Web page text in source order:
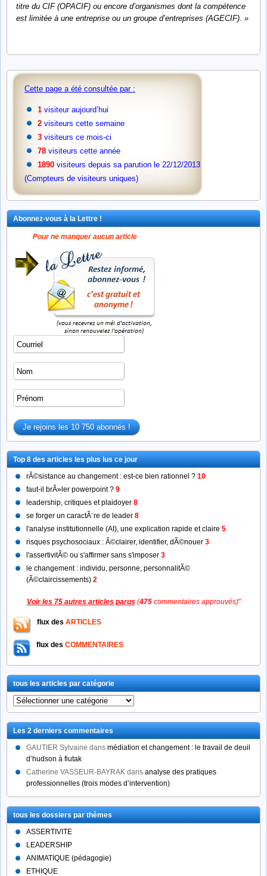
titre du CIF (OPACIF) ou encore d’organismes dont la compétence
est limitée à une entreprise ou un groupe d’entreprises (AGECIF). »
Cette page a été consultée par :
1 visiteur aujourd’hui
2 visiteurs cette semaine
3 visiteurs ce mois-ci
78 visiteurs cette année
1890 visiteurs depuis sa parution le 22/12/2013
(Compteurs de visiteurs uniques)
Abonnez-vous à la Lettre !
Pour ne manquer aucun article
Top 8 des articles les plus lus ce jour
rÃ©sistance au changement : est-ce bien rationnel ? 10
faut-il brÃ»ler powerpoint ? 9
leadership, critiques et plaidoyer 8
se forger un caractÃ¨re de leader 8
l'analyse institutionnelle (AI), une explication rapide et claire 5
risques psychosociaux : Ã©clairer, identifier, dÃ©nouer 3
l'assertivitÃ© ou s'affirmer sans s'imposer 3
le changement : individu, personne, personnalitÃ©
(Ã©claircissements) 2
Voir les 75 autres articles parus (475commentaires approuvés)"
flux des ARTICLES
flux des COMMENTAIRES
tous les articles par catégorie
tous
les
articles
par
catégorie
Les 2 derniers commentaires
GAUTIER Sylvaine dans médiation et changement : le travail de deuil
d’hudson à fiutak
Catherine VASSEUR-BAYRAK dans analyse des pratiques
professionnelles (trois modes d’intervention)
tous les dossiers par thèmes
ASSERTIVITE
LEADERSHIP
ANIMATIQUE (pédagogie)
ETHIQUE